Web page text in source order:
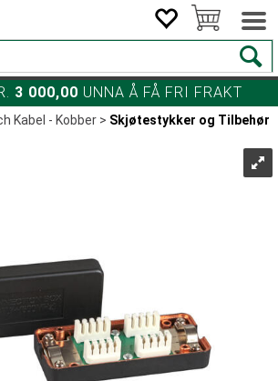
3 000,00 UNNA Å FÅ FRI FRAKT
Kabel - Kobber>Skjøtestykker og Tilbehør